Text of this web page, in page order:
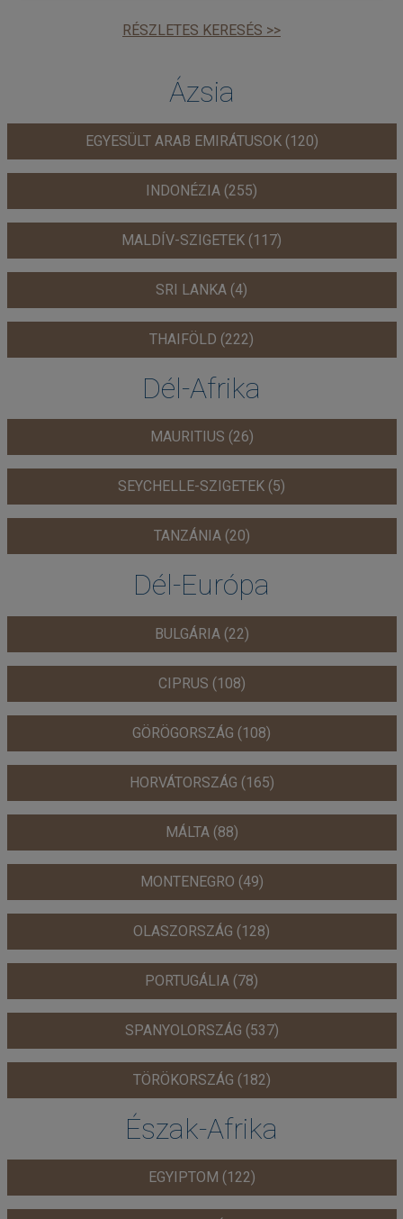
RÉSZLETES KERESÉS >>
Ázsia
EGYESÜLT ARAB EMIRÁTUSOK (120)
INDONÉZIA (255)
MALDÍV-SZIGETEK (117)
SRI LANKA (4)
THAIFÖLD (222)
Dél-Afrika
MAURITIUS (26)
SEYCHELLE-SZIGETEK (5)
TANZÁNIA (20)
Dél-Európa
BULGÁRIA (22)
CIPRUS (108)
GÖRÖGORSZÁG (108)
HORVÁTORSZÁG (165)
MÁLTA (88)
MONTENEGRO (49)
OLASZORSZÁG (128)
PORTUGÁLIA (78)
SPANYOLORSZÁG (537)
TÖRÖKORSZÁG (182)
Észak-Afrika
EGYIPTOM (122)